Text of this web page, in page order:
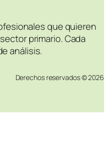
que quieren
primario. Cada
análisis.
Derechos reservados © 2026